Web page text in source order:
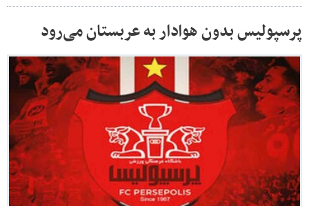
پرسپولیس بدون هوادار به عربستان می‌رود